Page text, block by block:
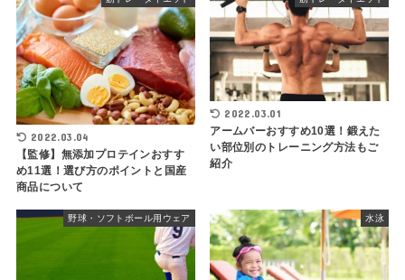
2022.03.04
【監修】無添加プロテインおすす
め11選！選び方のポイントと国産
商品について
2022.03.01
アームバーおすすめ10選！鍛えた
い部位別のトレーニング方法もご
紹介
野球・ソフトボール用ウェア 水泳